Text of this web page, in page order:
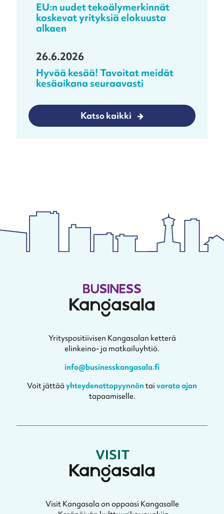
EU:n uudet tekoälymerkinnät
koskevat yrityksiä elokuusta
alkaen
26.6.2026
Hyvää kesää! Tavoitat meidät
kesäaikana seuraavasti
Katso kaikki
Yrityspositiivisen Kangasalan ketterä
elinkeino- ja matkailuyhtiö.
info@businesskangasala.fi
Voit jättääyhteydenottopyynnöntaivarata ajan
tapaamiselle.
Visit Kangasala on oppaasi Kangasalle